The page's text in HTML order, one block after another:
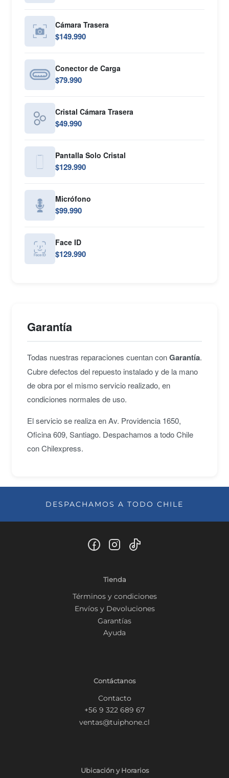
Cámara Trasera
$149.990
Conector de Carga
$79.990
Cristal Cámara Trasera
$49.990
Pantalla Solo Cristal
$129.990
Micrófono
$99.990
Face ID
$129.990
Garantía
Todas nuestras reparaciones cuentan conGarantía.
Cubre defectos del repuesto instalado y de la mano
de obra por el mismo servicio realizado, en
condiciones normales de uso.
El servicio se realiza en Av. Providencia 1650,
Oficina 609, Santiago. Despachamos a todo Chile
con Chilexpress.
DESPACHAMOS A TODO CHILE
Tienda
Términos y condiciones
Envíos y Devoluciones
Garantías
Ayuda
Contáctanos
Contacto
+56 9 322 689 67
ventas@tuiphone.cl
Ubicación y Horarios